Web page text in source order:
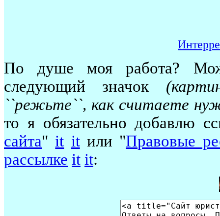
По душе моя работа?
следующий значок
``режьте``, как считаете
то я обязательно добавлю
сайта" it itили "Правовые
рассылке it it: